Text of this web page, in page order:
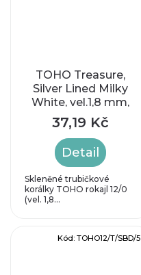
TOHO Treasure,
Silver Lined Milky
White, vel.1,8 mm,
průtah 0,9 mm
37,19 Kč
Detail
Skleněné trubičkové
korálky TOHO rokajl 12/0
(vel. 1,8...
Kód: TOHO12/T/SBD/5